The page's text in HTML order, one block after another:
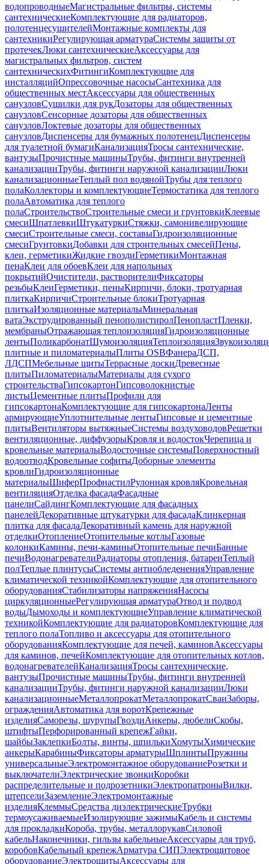
водопроводныеМагистральные фильтры, системы
сантехническиеКомплектующие для радиаторов,
полотенцесушителейМонтажные комплекты для
сантехникиРегулирующая арматураСистемы защиты от
протечекЛюки сантехническиеАксессуары для
магистральных фильтров, систем
сантехническихФитингиКомплектующие для
инсталляцийОпрессовочные насосыСантехника для
общественных местАксессуары для общественных
санузловСушилки для рукДозаторы для общественных
санузловСенсорные дозаторы для общественных
санузловЛоктевые дозаторы для общественных
санузловДиспенсеры для бумажных полотенецДиспенсеры
для туалетной бумагиКанализацияТросы сантехнические,
вантузыПрочистные машиныТрубы, фитинги внутренней
канализацииТрубы, фитинги наружной канализацииЛюки
канализационныеТеплый пол водянойТрубы для теплого
полаКоллекторы и комплектующиеТермостатика для теплого
полаАвтоматика для теплого
полаСтроительствоСтроительные смеси и грунтовкиКлеевые
смесиШпатлевкиШтукатуркиСтяжки, самонивелирующие
смесиСтроительные смеси, составыГидроизоляционные
смесиГрунтовкиДобавки для строительных смесейПены,
клеи, герметикиЖидкие гвоздиГерметикиМонтажная
пенаКлеи для обоевКлеи для напольных
покрытийОчистители, растворителиФиксаторы
резьбыКлеиГерметики, пеныКирпичи, блоки, тротуарная
плиткаКирпичиСтроительные блокиТротуарная
плиткаИзоляционные материалыМинеральная
ватаЭкструдированный пенополистиролПенопластПленки,
мембраныОтражающая теплоизоляцияГидроизоляционные
лентыПоликарбонатШумоизоляцияТеплоизоляция
плитные и пиломатериалыПлиты OSBФанераДСП,
ЛДСПМебельные щитыТеррасные доскиДревесные
плитыПиломатериалыМатериалы для сухого
строительстваГипсокартонГипсоволокнистые
листыЦементные плитыПрофили для
гипсокартонаКомплектующие для гипсокартонаЛенты
армирующиеУплотнительные лентыГипсовые и цементные
плитыВентиляторы вытяжныеСистемы воздуховодовРешетки
вентиляционные, диффузорыКровля и водостокЧерепица и
кровельные материалыВодосточные системыПоверхностный
водоотводКровельные софитыДоборные элементы
кровлиГидроизоляционные
материалыШиферПрофнастилРулонная кровляКровельная
вентиляцияОтделка фасадаФасадные
панелиСайдингКомплектующие для фасадных
панелейДекоративные штукатурки для фасадаКлинкерная
плитка для фасадаДекоративный камень для наружной
отделкиОтоплениеОтопительные котлыГазовые
колонкиКамины, печи-каминыОтопительные печиБанные
печиВодонагревателиРадиаторы отопления, батареиТеплый
полТеплые плинтусыСистемы антиобледененияУправление
климатической техникойКомплектующие для отопительного
оборудованияСтабилизаторы напряженияНасосы
циркуляционныеРегулирующая арматураОтвод и подвод
водыДымоходы и комплектующиеУправление климатической
техникойКомплектующие для радиаторовКомплектующие для
теплого полаТопливо и аксессуары для отопительного
оборудованияКомплектующие для печей, каминовАксессуары
для каминов, печейКомплектующие для отопительных котлов,
водонагревателейКанализацияТросы сантехнические,
вантузыПрочистные машиныТрубы, фитинги внутренней
канализацииТрубы, фитинги наружной канализацииЛюки
канализационныеМеталлопрокатМеталлопрокатСваиЗаборы,
огражденияАвтоматика для воротКрепежные
изделияСаморезы, шурупыГвоздиАнкеры, дюбелиСкобы,
штифтыПерфорированный крепежГайки,
шайбыЗаклепкиБолты, винты, шпилькиХомутыХимические
анкерыКарабиныФиксаторы арматурыШплинтыПружины
универсальныеЭлектромонтажное оборудованиеРозетки и
выключателиЭлектрические звонкиКоробки
распределительные и подрозетникиЭлектропатроныВилки,
штепселиЗаземлениеЭлектромонтажные
изделияКлеммыСредства диэлектрическиеТрубки
термоусаживаемыеИзолирующие зажимыКабель и системы
для прокладкиКороба, трубы, металлорукавСиловой
кабельНаконечники, гильзы кабельныеАксессуары для труб,
коробовКабельный крепежАрматура СИПЭлектрощитовое
оборудованиеЭлектрощитыАксессуары для